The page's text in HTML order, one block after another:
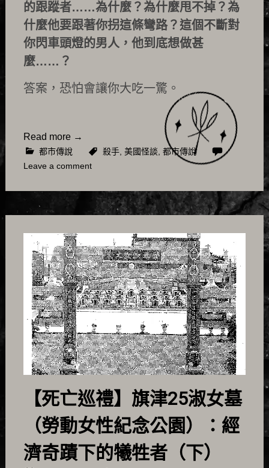
的跟蹤者……為什麼？為什麼甩不掉？為
什麼他要跟著你拐這條彎路？這個不斷對
你閃車頭燈的男人，他到底想做甚
麼……？
答案，恐怕會讓你大吃一驚。
Read more →
都市傳說 殺手, 美國怪談 都市傳說
Leave a comment
【死亡巡禮】旗津25淑女墓
（勞動女性紀念公園）：經
濟奇蹟下的犧牲者（下）